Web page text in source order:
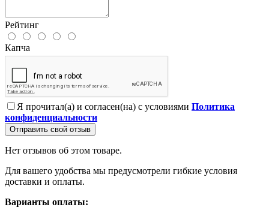
Рейтинг
Капча
Я прочитал(а) и согласен(на) с условиями Политика
конфиденциальности
Отправить свой отзыв
Нет отзывов об этом товаре.
Для вашего удобства мы предусмотрели гибкие условия
доставки и оплаты.
Варианты оплаты: